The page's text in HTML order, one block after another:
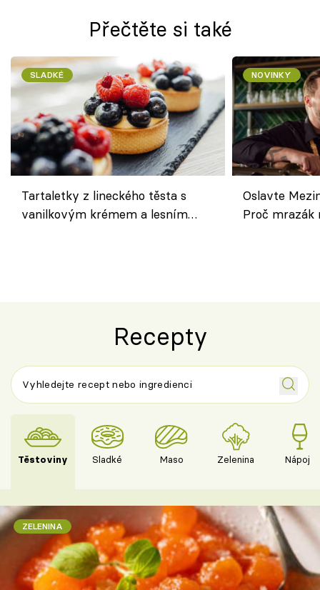
Přečtěte si také
SLADKÉ
Tartaletky z lineckého těsta s
vanilkovým krémem a lesním
NOVINKY
Oslavte
Proč
Recepty
Těstoviny Sladké Maso Zelenina Nápoje
ZELENINA